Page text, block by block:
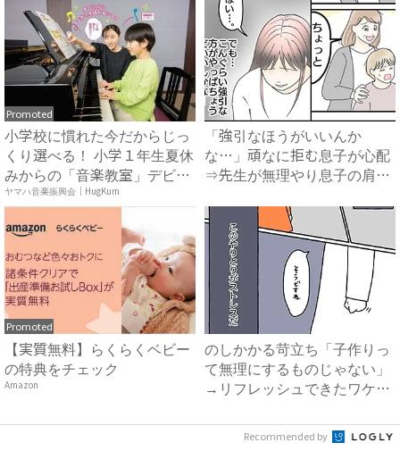
Promoted
小学校に慣れた今だからじっ
くり選べる！ 小学１年生夏休
みからの「音楽教室」デビ
ュ...
ヤマハ音楽振興会｜HugKum
「強引なほうがいいんか
な…」頑なに拒む息子が心配
⇒先生が無理やり息子の肩を
Promoted
【実質無料】らくらくベビー
の特典をチェック
Amazon
のしかかる苛立ち「子作りっ
て無理にするものじゃない」
→リフレッシュできたワケ
Recommended by